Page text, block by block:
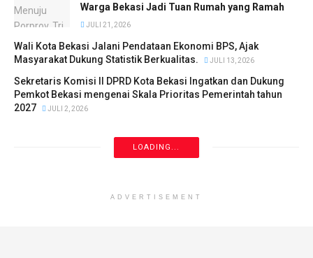
Warga Bekasi Jadi Tuan Rumah yang Ramah
JULI 21, 2026
Wali Kota Bekasi Jalani Pendataan Ekonomi BPS, Ajak
Masyarakat Dukung Statistik Berkualitas.
JULI 13, 2026
Sekretaris Komisi II DPRD Kota Bekasi Ingatkan dan Dukung
Pemkot Bekasi mengenai Skala Prioritas Pemerintah tahun
2027
JULI 2, 2026
LOADING...
ADVERTISEMENT